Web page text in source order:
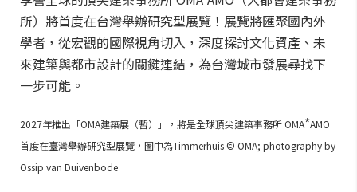
所）將首度在台灣舉辦研究型展覽！展覽將匯聚國內外
學者，從宏觀的國際視角切入，深度探討文化資產、未
來建築與都市設計的關鍵連結，為台灣城市發展尋找下
一步可能。
2027年推出「OMA建築展（暫）」，將是全球頂尖建築事務所 OMA*AMO
首度在臺灣舉辦研究型展覽，圖中為Timmerhuis © OMA; photography by
Ossip van Duivenbode